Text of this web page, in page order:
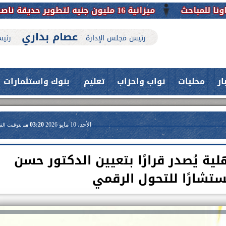
ميزانية 16 مليون جنيه لتطوير حديقة ناصر بأبوتيج.. نقلة حضارية تحافظ على تاريخها
رئيس مجلس الإدارة عصام بداري
محليات نواب واحزاب تعليم بنوك واستثمارات
الأحد، 10 مايو 2026 03:20 مـ بتوقيت
يُصدر قرارًا بتعيين الدكتور حسن
للتحول الرقمي
العلاج الحر بمنفلوط بالتعاون مع هيئة
حدث بمستشفيات جامعة اسيوط....
فريق طبي بقسم الأنف والأذن